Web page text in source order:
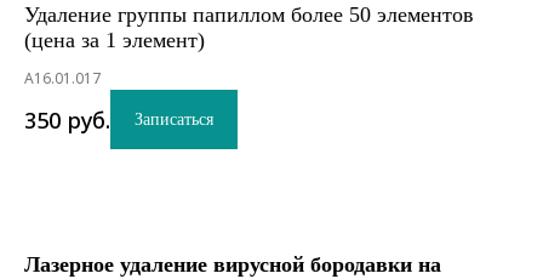
Удаление группы папиллом более 50 элементов
(цена за 1 элемент)
А16.01.017
350 руб. Записаться
Лазерное удаление вирусной бородавки на